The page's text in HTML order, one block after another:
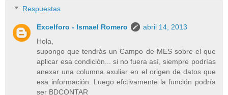
Respuestas
Excelforo - Ismael Romero
abril 14, 2013
Hola,
supongo que tendrás un Campo de MES sobre el que
aplicar esa condición... si no fuera así, siempre podrías
anexar una columna axuliar en el origen de datos que
esa información. Luego efctivamente la función podría
ser BDCONTAR